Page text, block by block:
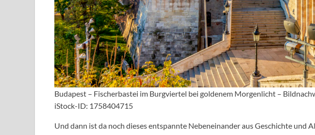
Budapest – Fischerbastei im Burgviertel bei goldenem Morgenlicht –
iStock-ID: 1758404715
Und dann ist da noch dieses entspannte Nebeneinander aus Geschichte und